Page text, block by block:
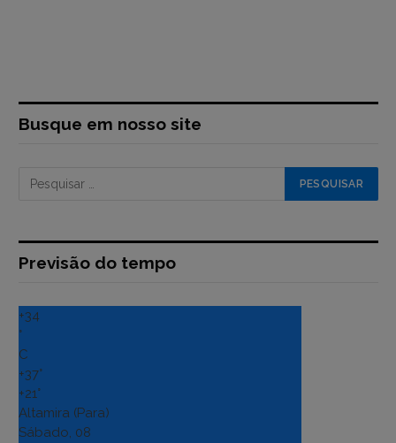
Busque em nosso site
Previsão do tempo
+34
°
C
+37°
+21°
Altamira (Para)
Sábado, 08